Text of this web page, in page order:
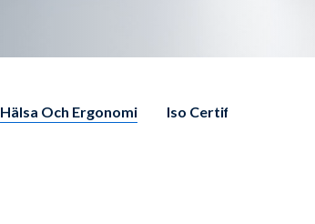
Hälsa Och Ergonomi Iso Certifierat